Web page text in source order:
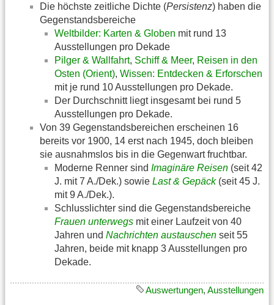
Die höchste zeitliche Dichte (Persistenz) haben die
Gegenstandsbereiche
Weltbilder: Karten & Globen mit rund 13
Ausstellungen pro Dekade
Pilger & Wallfahrt, Schiff & Meer, Reisen in den
Osten (Orient), Wissen: Entdecken & Erforschen
mit je rund 10 Ausstellungen pro Dekade.
Der Durchschnitt liegt insgesamt bei rund 5
Ausstellungen pro Dekade.
Von 39 Gegenstandsbereichen erscheinen 16
bereits vor 1900, 14 erst nach 1945, doch bleiben
sie ausnahmslos bis in die Gegenwart fruchtbar.
Moderne Renner sind Imaginäre Reisen (seit 42
J. mit 7 A./Dek.) sowie Last & Gepäck(seit 45 J.
mit 9 A./Dek.).
Schlusslichter sind die Gegenstandsbereiche
Frauen unterwegs mit einer Laufzeit von 40
Jahren und Nachrichten austauschen seit 55
Jahren, beide mit knapp 3 Ausstellungen pro
Dekade.
Auswertungen, Ausstellungen